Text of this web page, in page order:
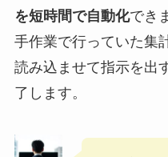
を短時間で自動化でき
手作業で行っていた集
読み込ませて指示を出
了します。